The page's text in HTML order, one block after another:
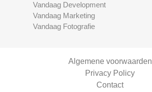
Vandaag Development
Vandaag Marketing
Vandaag Fotografie
Algemene voorwaarden
Privacy Policy
Contact